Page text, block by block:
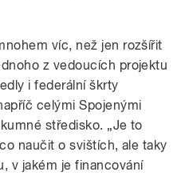
víc, než jen rozšířit
z vedoucích projektu
i federální škrty
celými Spojenými
středisko. „Je to
naučit o svištích, ale taky
v jakém je financování